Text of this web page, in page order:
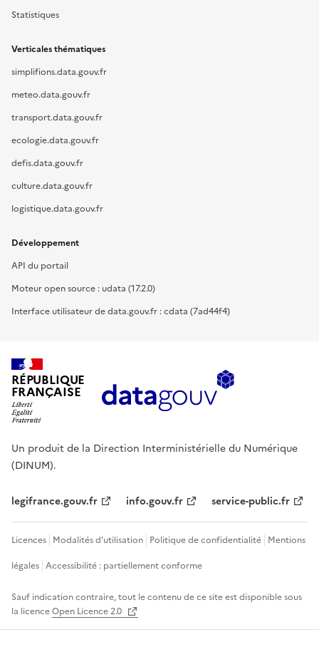
Statistiques
Verticales thématiques
simplifions.data.gouv.fr
meteo.data.gouv.fr
transport.data.gouv.fr
ecologie.data.gouv.fr
defis.data.gouv.fr
culture.data.gouv.fr
logistique.data.gouv.fr
Développement
API du portail
Moteur open source : udata (17.2.0)
Interface utilisateur de data.gouv.fr : cdata (7ad44f4)
RÉPUBLIQUE
FRANÇAISE
Un produit de la Direction Interministérielle du Numérique
(DINUM).
legifrance.gouv.fr info.gouv.fr service-public.fr
Licences Modalités d'utilisation Politique de confidentialité Mentions
légales Accessibilité : partiellement conforme
Sauf indication contraire, tout le contenu de ce site est disponible sous
la licenceOpen Licence 2.0